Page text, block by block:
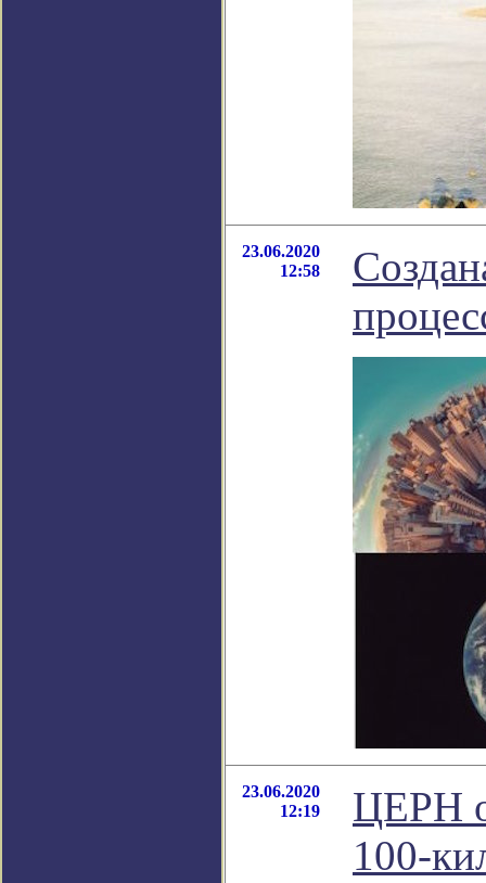
23.06.2020
12:58
23.06.2020
12:19
ЦЕРН
100-